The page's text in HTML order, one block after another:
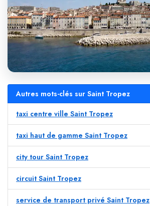
Autres mots-clés sur Saint Tropez
taxi centre ville Saint Tropez
taxi haut de gamme Saint Tropez
city tour Saint Tropez
circuit Saint Tropez
service de transport privé Saint Tropez